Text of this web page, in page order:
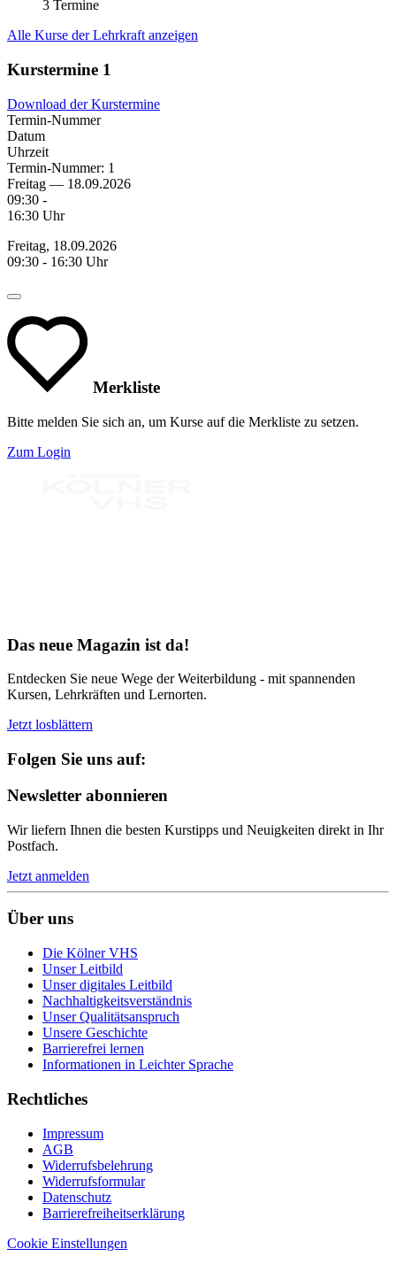
3 Termine
Alle Kurse der Lehrkraft anzeigen
Kurstermine 1
Download der Kurstermine
Termin-Nummer
Datum
Uhrzeit
Termin-Nummer: 1
Freitag — 18.09.2026
09:30 -
16:30 Uhr
Freitag, 18.09.2026
09:30 - 16:30 Uhr
Merkliste
Bitte melden Sie sich an, um Kurse auf die Merkliste zu setzen.
Zum Login
Das neue Magazin ist da!
Entdecken Sie neue Wege der Weiterbildung - mit spannenden
Kursen, Lehrkräften und Lernorten.
Jetzt losblättern
Folgen Sie uns auf:
Newsletter abonnieren
Wir liefern Ihnen die besten Kurstipps und Neuigkeiten direkt in Ihr
Postfach.
Jetzt anmelden
Über uns
Die Kölner VHS
Unser Leitbild
Unser digitales Leitbild
Nachhaltigkeitsverständnis
Unser Qualitätsanspruch
Unsere Geschichte
Barrierefrei lernen
Informationen in Leichter Sprache
Rechtliches
Impressum
AGB
Widerrufsbelehrung
Widerrufsformular
Datenschutz
Barrierefreiheitserklärung
Cookie Einstellungen